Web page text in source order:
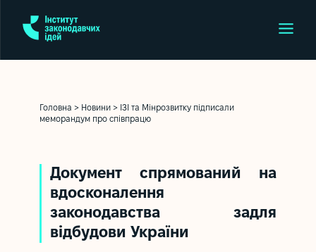
Головна > Новини > ІЗІ та Мінрозвитку підписали
меморандум про співпрацю
Документ спрямований на
вдосконалення
законодавства задля
відбудови України